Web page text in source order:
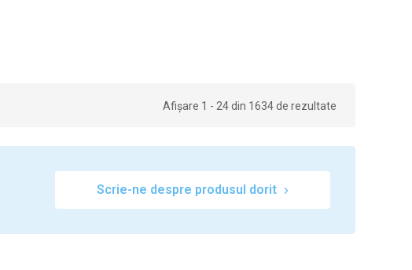
Afișare 1 - 24 din 1634 de rezultate
Scrie-ne despre produsul dorit